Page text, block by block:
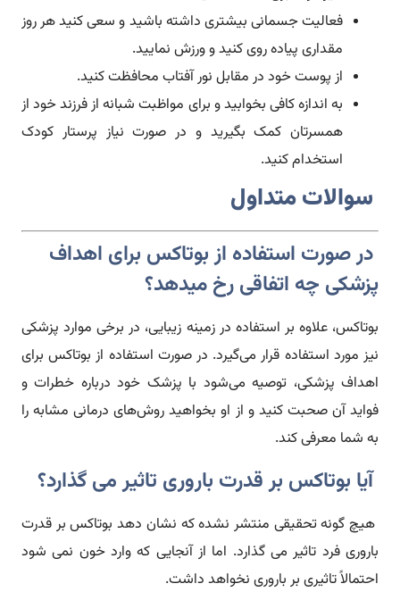
فعالیت جسمانی بیشتری داشته باشید و سعی کنید هر روز
مقداری پیاده روی کنید و ورزش نمایید.
از پوست خود در مقابل نور آفتاب محافظت کنید.
به اندازه کافی بخوابید و برای مواظبت شبانه از فرزند خود از
همسرتان کمک بگیرید و در صورت نیاز پرستار کودک
استخدام کنید.
سوالات متداول
در صورت استفاده از بوتاکس برای اهداف
پزشکی چه اتفاقی رخ میدهد؟
بوتاکس، علاوه بر استفاده در زمینه زیبایی، در برخی موارد پزشکی
نیز مورد استفاده قرار می‌گیرد. در صورت استفاده از بوتاکس برای
اهداف پزشکی، توصیه می‌شود با پزشک خود درباره خطرات و
فواید آن صحبت کنید و از او بخواهید روش‌های درمانی مشابه را
به شما معرفی کند.
آیا بوتاکس بر قدرت باروری تاثیر می گذارد؟
هیچ گونه تحقیقی منتشر نشده که نشان دهد بوتاکس بر قدرت
باروری فرد تاثیر می گذارد. اما از آنجایی که وارد خون نمی شود
احتمالاً تاثیری بر باروری نخواهد داشت.